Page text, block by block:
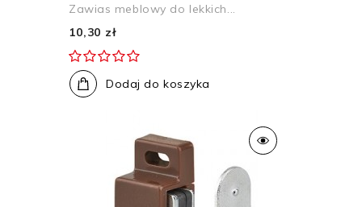
Zawias meblowy do lekkich...
10,30 zł
Dodaj do koszyka